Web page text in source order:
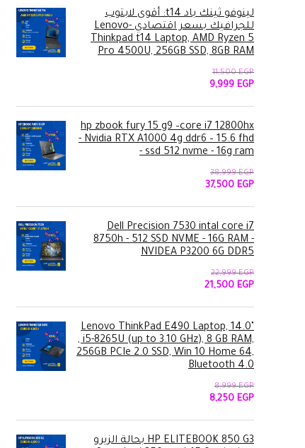
لينوفو ثينك باد t14: أقوى لابتوب
للجرافيك بسعر اقتصادي -Lenovo
Thinkpad t14 Laptop, AMD Ryzen 5
Pro 4500U, 256GB SSD, 8GB RAM
11,500EGP
السعر
هو:
11,500 EGP.
9,999 EGP
هو:
9,999 EGP.
hp zbook fury 15 g9 –core i7 12800hx
- Nvidia RTX A1000 4g ddr6 – 15.6 fhd
- ssd 512 nvme - 16g ram
38,999EGP
السعر
هو:
38,999 EGP.
37,500 EGP
السعر
هو:
37,500 EGP.
Dell Precision 7530 intal core i7
8750h - 512 SSD NVME - 16G RAM -
NVIDEA P3200 6G DDR5
22,999EGP
السعر
هو:
22,999 EGP.
21,500 EGP
السعر
هو:
21,500 EGP.
Lenovo ThinkPad E490 Laptop, 14.0"
, i5-8265U (up to 3.10 GHz), 8 GB RAM,
256GB PCIe 2.0 SSD, Win 10 Home 64,
Bluetooth 4.0
8,999EGP
السعر
هو:
8,999 EGP.
8,250 EGP
السعر
هو:
8,250 EGP.
HP ELITEBOOK 850 G3 بحالة الزيرو